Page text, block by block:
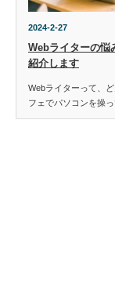
2024-2-27
Webライターの悩
紹介します
Webライターって、
フェでパソコンを操